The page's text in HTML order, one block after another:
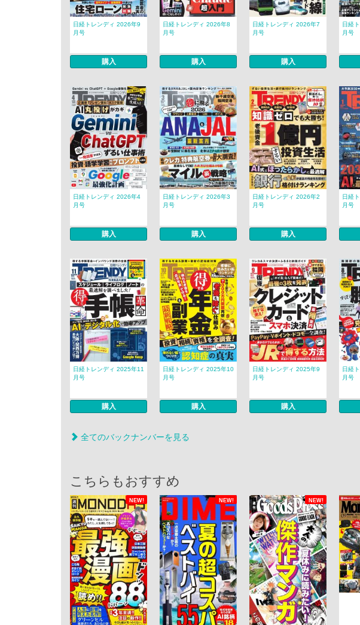
日経トレンディ 2026年9
月号
購入
日経トレンディ 2026年8
月号
購入
日経トレンディ 2026年7
月号
購入
日経
月号
日経トレンディ 2026年4
月号
購入
日経トレンディ 2026年3
月号
購入
日経トレンディ 2026年2
月号
購入
日経
月号
日経トレンディ 2025年11
月号
購入
日経トレンディ 2025年10
月号
購入
日経トレンディ 2025年9
月号
購入
日経
月号
全てのバックナンバーを見る
こちらもおすすめ
NEW! NEW! NEW!